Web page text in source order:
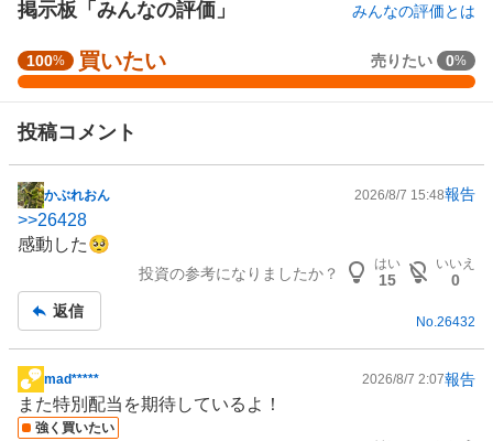
掲示板「みんなの評価」 みんなの評価とは
強
く
い
い
1
0
買
い
た
い
0
100% 買いたい 売りたい 0%
投稿コメント
掲
示
板
かぶれおん 2026/8/7 15:48報告
>>26428
感動した🥺
投資の参考になりましたか？
はい
15
いいえ
0
返信
No.26432
掲
示
mad***** 2026/8/7 2:07報告
また特別配当を期待しているよ！
強く買いたい